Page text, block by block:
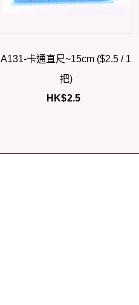
A131-卡通直尺~15cm ($2.5 / 1
把)
HK$2.5